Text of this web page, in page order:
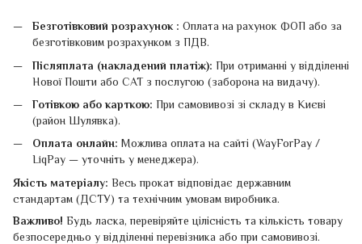
Безготівковий розрахунок : Оплата на рахунок ФОП або за
безготівковим розрахунком з ПДВ.
Післяплата (накладений платіж): При отриманні у відділенні
Нової Пошти або САТ з послугою (заборона на видачу).
Готівкою або карткою: При самовивозі зі складу в Києві
(район Шулявка).
Оплата онлайн: Можлива оплата на сайті (WayForPay /
LiqPay — уточніть у менеджера).
Якість матеріалу: Весь прокат відповідає державним
стандартам (ДСТУ) та технічним умовам виробника.
Важливо! Будь ласка, перевіряйте цілісність та кількість товару
безпосередньо у відділенні перевізника або при самовивозі.